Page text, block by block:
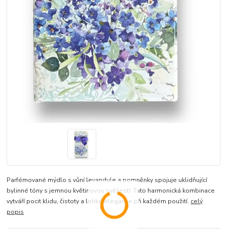
Parfémované mýdlo s vůní levandule a pomněnky spojuje uklidňující
bylinné tóny s jemnou květinovou svěžestí. Tato harmonická kombinace
vytváří pocit klidu, čistoty a lehké elegance při každém použití. celý
popis